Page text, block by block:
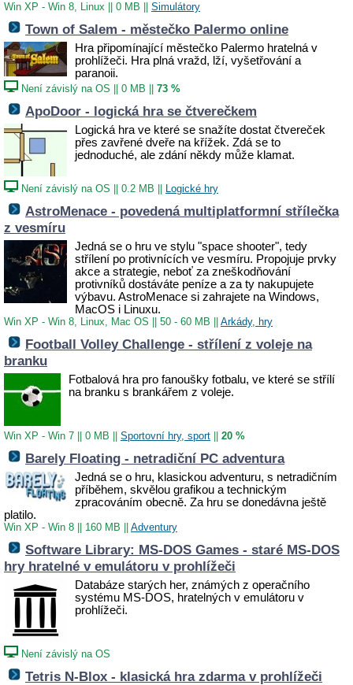
Win XP - Win 8, Linux 0 MB Simulátory
Town of Salem - městečko Palermo online
Hra připomínající městečko Palermo hratelná v
prohlížeči. Hra plná vražd, lží, vyšetřování a
paranoii.
Není závislý na OS 0 MB 73 %
ApoDoor - logická hra se čtverečkem
Logická hra ve které se snažíte dostat čtvereček
přes zavřené dveře na křížek. Zdá se to
jednoduché, ale zdání někdy může klamat.
Není závislý na OS 0.2 MB Logické hry
AstroMenace - povedená multiplatformní střílečka
z vesmíru
Jedná se o hru ve stylu "space shooter", tedy
střílení po protivnících ve vesmíru. Propojuje prvky
akce a strategie, neboť za zneškodňování
protivníků dostáváte peníze a za ty nakupujete
výbavu. AstroMenace si zahrajete na Windows,
MacOS i Linuxu.
Win XP - Win 8, Linux, Mac OS 50 - 60 MB Arkády, hry
Football Volley Challenge - střílení z voleje na
branku
Fotbalová hra pro fanoušky fotbalu, ve které se střílí
na branku s brankářem z voleje.
Win XP - Win 7 0 MB Sportovní hry, sport 20 %
Barely Floating - netradiční PC adventura
Jedná se o hru, klasickou adventuru, s netradičním
příběhem, skvělou grafikou a technickým
zpracováním obecně. Za hru se donedávna ještě
platilo.
Win XP - Win 8 160 MB Adventury
Software Library: MS-DOS Games - staré MS-DOS
hry hratelné v emulátoru v prohlížeči
Databáze starých her, známých z operačního
systému MS-DOS, hratelných v emulátoru v
prohlížeči.
Není závislý na OS
Tetris N-Blox - klasická hra zdarma v prohlížeči